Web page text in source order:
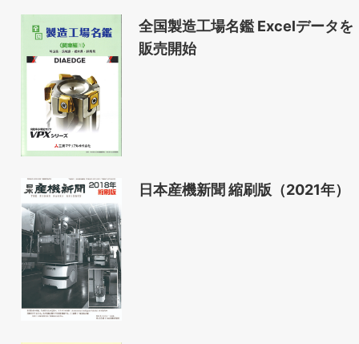
全国製造工場名鑑 Excelデータを
販売開始
日本産機新聞 縮刷版（2021年）